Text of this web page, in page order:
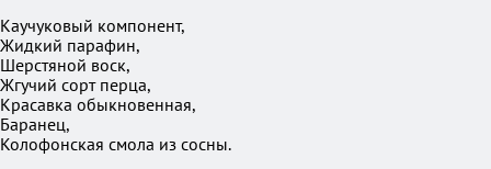
Каучуковый компонент,
Жидкий парафин,
Шерстяной воск,
Жгучий сорт перца,
Красавка обыкновенная,
Баранец,
Колофонская смола из сосны.